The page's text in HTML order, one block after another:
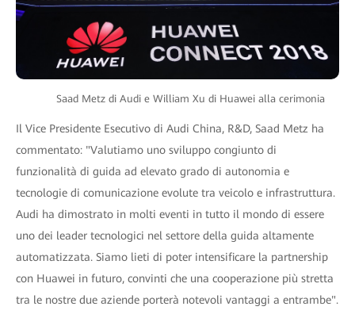
Saad Metz di Audi e William Xu di Huawei alla cerimonia
Il Vice Presidente Esecutivo di Audi China, R&D, Saad Metz ha
commentato: "Valutiamo uno sviluppo congiunto di
funzionalità di guida ad elevato grado di autonomia e
tecnologie di comunicazione evolute tra veicolo e infrastruttura.
Audi ha dimostrato in molti eventi in tutto il mondo di essere
uno dei leader tecnologici nel settore della guida altamente
automatizzata. Siamo lieti di poter intensificare la partnership
con Huawei in futuro, convinti che una cooperazione più stretta
tra le nostre due aziende porterà notevoli vantaggi a entrambe".